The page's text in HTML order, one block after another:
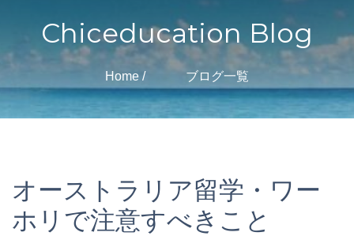
Chiceducation Blog
Home ブログ一覧
オーストラリア留学・ワー
ホリで注意すべきこと